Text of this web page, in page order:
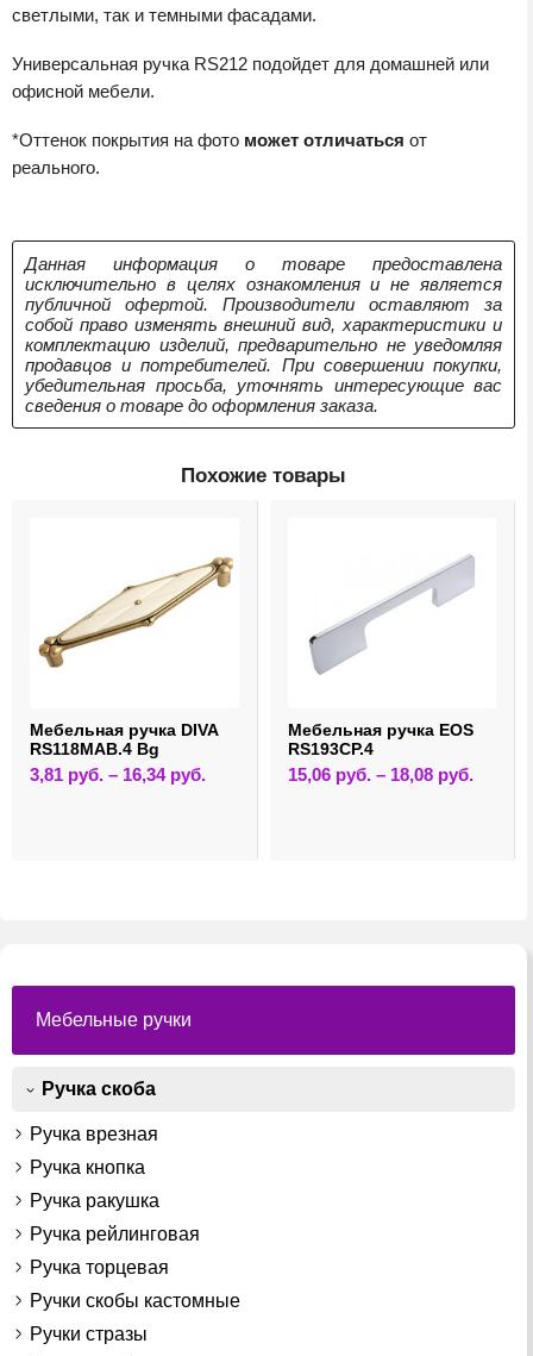
светлыми, так и темными фасадами.
Универсальная ручка RS212 подойдет для домашней или
офисной мебели.
*Оттенок покрытия на фото может отличаться от
реального.
Данная информация о товаре предоставлена
исключительно в целях ознакомления и не является
публичной офертой. Производители оставляют за
собой право изменять внешний вид, характеристики и
комплектацию изделий, предварительно не уведомляя
продавцов и потребителей. При совершении покупки,
убедительная просьба, уточнять интересующие вас
сведения о товаре до оформления заказа.
Похожие товары
Мебельная ручка DIVA
RS118MAB.4 Bg
3,81 руб. – 16,34 руб.
Мебельная ручка EOS
RS193CP.4
15,06 руб.– 18,08 руб.
Опции
Мебельные ручки
Ручка скоба
Ручка врезная
Ручка кнопка
Ручка ракушка
Ручка рейлинговая
Ручка торцевая
Ручки скобы кастомные
Ручки стразы